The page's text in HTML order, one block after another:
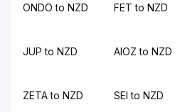
ONDO to NZD FET to NZD
JUP to NZD AIOZ to NZD
ZETA to NZD SEI to NZD